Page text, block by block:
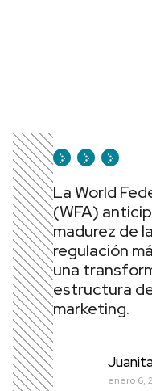
La World
(WFA)
madurez de
regulación
una
estructura
marketing.
enero 6,